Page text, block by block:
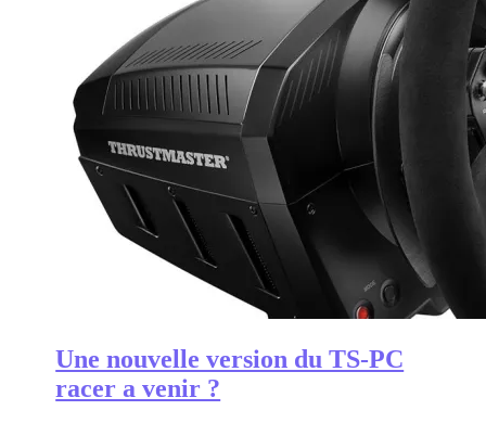
Une nouvelle version du TS-PC
racer a venir ?